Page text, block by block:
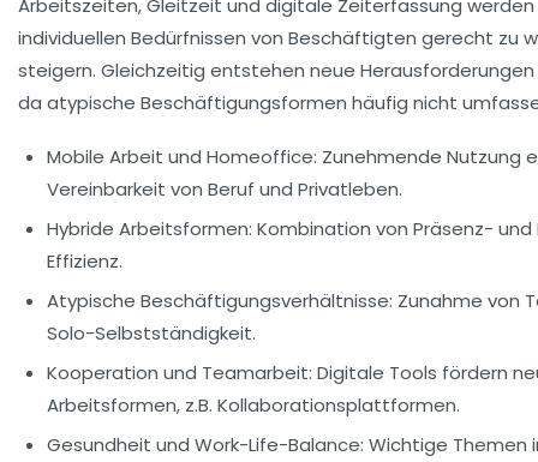
individuellen Bedürfnissen von Beschäftigten gerecht zu
steigern. Gleichzeitig entstehen neue Herausforderungen
da atypische Beschäftigungsformen häufig nicht
Mobile Arbeit und Homeoffice: Zunehmende Nutzung
Vereinbarkeit von Beruf und Privatleben.
Hybride Arbeitsformen: Kombination von Präsenz-
Effizienz.
Atypische Beschäftigungsverhältnisse: Zunahme von
Solo-Selbstständigkeit.
Kooperation und Teamarbeit: Digitale Tools fördern
Arbeitsformen, z.B. Kollaborationsplattformen.
Gesundheit und Work-Life-Balance: Wichtige Themen